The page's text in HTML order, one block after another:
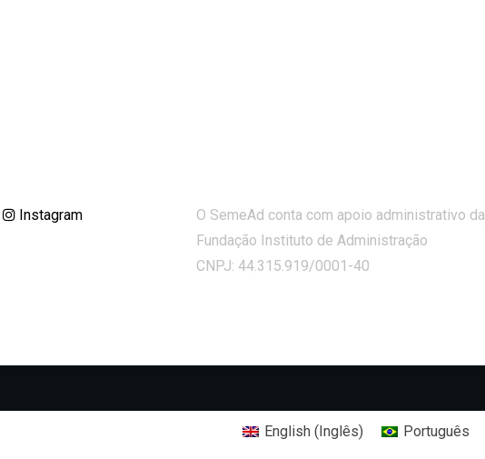
Instagram
O SemeAd conta com apoio administrativo da
Fundação Instituto de Administração
CNPJ: 44.315.919/0001-40
English (Inglês) Português